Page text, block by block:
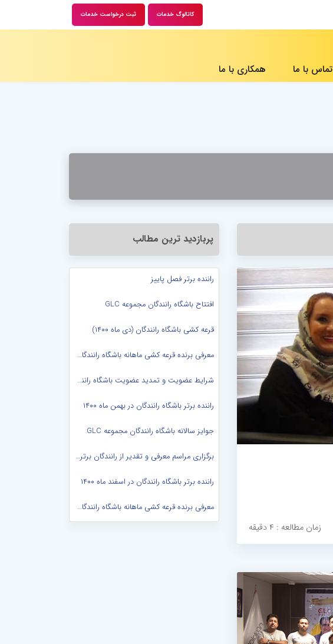
کاتالوگ خدمات ثبت درخواست خدمات
تماس با ما همکاری با ما ​
زمان مطالعه : ۴ دقیقه
پربازدید ترین مطالب
راننده برتر فصل پاییز
افتتاح باشگاه رانندگان مجموعه GLC
قرعه کشی باشگاه رانندگان (دی ماه ۱۴۰۰)
معرفی برنده قرعه کشی ماهانه باشگاه رانندگان (بهمن ماه ۱۴۰۰)
شرایط عضویت و تمدید عضویت باشگاه رانندگان در سال ۱۴۰۱
راننده برتر باشگاه رانندگان در بهمن ماه ۱۴۰۰
جوایز سالانه باشگاه رانندگان مجموعه GLC
برگزاری مراسم معرفی و تقدیر از رانندگان برتر سال در باشگاه راننگان...
راننده برتر باشگاه رانندگان در اسفند ماه ۱۴۰۰
معرفی برنده قرعه کشی ماهانه باشگاه رانندگان (اردیبهشت ماه ۱۴۰۱)